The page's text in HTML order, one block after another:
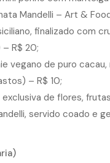
Mandelli – Art &
finalizado com
– R$ 20;
vegano de puro
– R$ 10;
de flores,
servido coado e